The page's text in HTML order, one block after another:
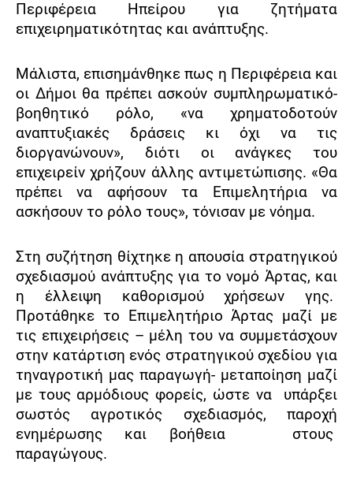
Περιφέρεια Ηπείρου για ζητήματα
επιχειρηματικότητας και ανάπτυξης.
Μάλιστα, επισημάνθηκε πως η Περιφέρεια και
οι Δήμοι θα πρέπει ασκούν συμπληρωματικό-
βοηθητικό ρόλο, «να χρηματοδοτούν
αναπτυξιακές δράσεις κι όχι να τις
διοργανώνουν», διότι οι ανάγκες του
επιχειρείν χρήζουν άλλης αντιμετώπισης. «Θα
πρέπει να αφήσουν τα Επιμελητήρια να
ασκήσουν το ρόλο τους», τόνισαν με νόημα.
Στη συζήτηση θίχτηκε η απουσία στρατηγικού
σχεδιασμού ανάπτυξης για το νομό Άρτας, και
η έλλειψη καθορισμού χρήσεων γης.
Προτάθηκε το Επιμελητήριο Άρτας μαζί με
τις επιχειρήσεις – μέλη του να συμμετάσχουν
στην κατάρτιση ενός στρατηγικού σχεδίου για
τηναγροτική μας παραγωγή- μεταποίηση μαζί
με τους αρμόδιους φορείς, ώστε να
υπάρξει
σωστός αγροτικός σχεδιασμός, παροχή
ενημέρωσης και βοήθεια στους
παραγώγους.